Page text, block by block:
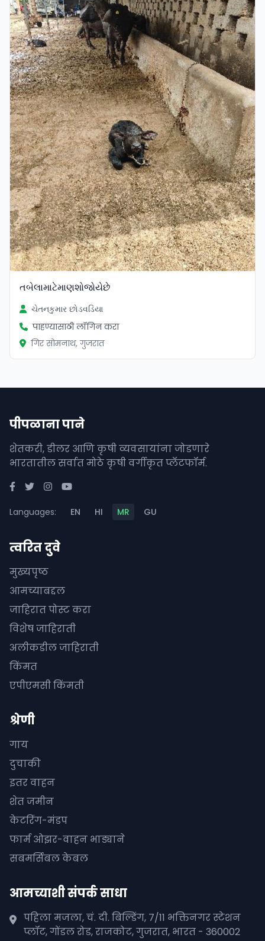
તબેલામાટેમાણશોજોયેછે
ચેતનકુમાર છોડવડિયા
पाहण्यासाठी लॉगिन करा
गिर सोमनाथ, गुजरात
पीपळाना पाने
शेतकरी, डीलर आणि कृषी व्यवसायांना जोडणारे
भारतातील सर्वात मोठे कृषी वर्गीकृत प्लॅटफॉर्म.
Languages: EN HI MR GU
त्वरित दुवे
मुख्यपृष्ठ
आमच्याबद्दल
जाहिरात पोस्ट करा
विशेष जाहिराती
अलीकडील जाहिराती
किंमत
एपीएमसी किंमती
श्रेणी
गाय
दुचाकी
इतर वाहन
शेत जमीन
केटरिंग-मंडप
फार्म ओझर-वाहन भाड्याने
सबमर्सिबल केबल
आमच्याशी संपर्क साधा
पहिला मजला, चं. दी. बिल्डिंग, 7/11 भक्तिनगर स्टेशन
प्लॉट, गोंडल रोड, राजकोट, गुजरात, भारत - 360002